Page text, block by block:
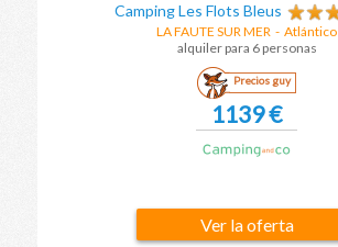
Camping Les Flots Bleus
LA FAUTE SUR MER - Atlántico
alquiler para 6 personas
Precios guy
1139 €
Ver la oferta